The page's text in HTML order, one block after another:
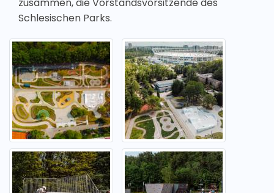
zusammen, die Vorstandsvorsitzende des
Schlesischen Parks.